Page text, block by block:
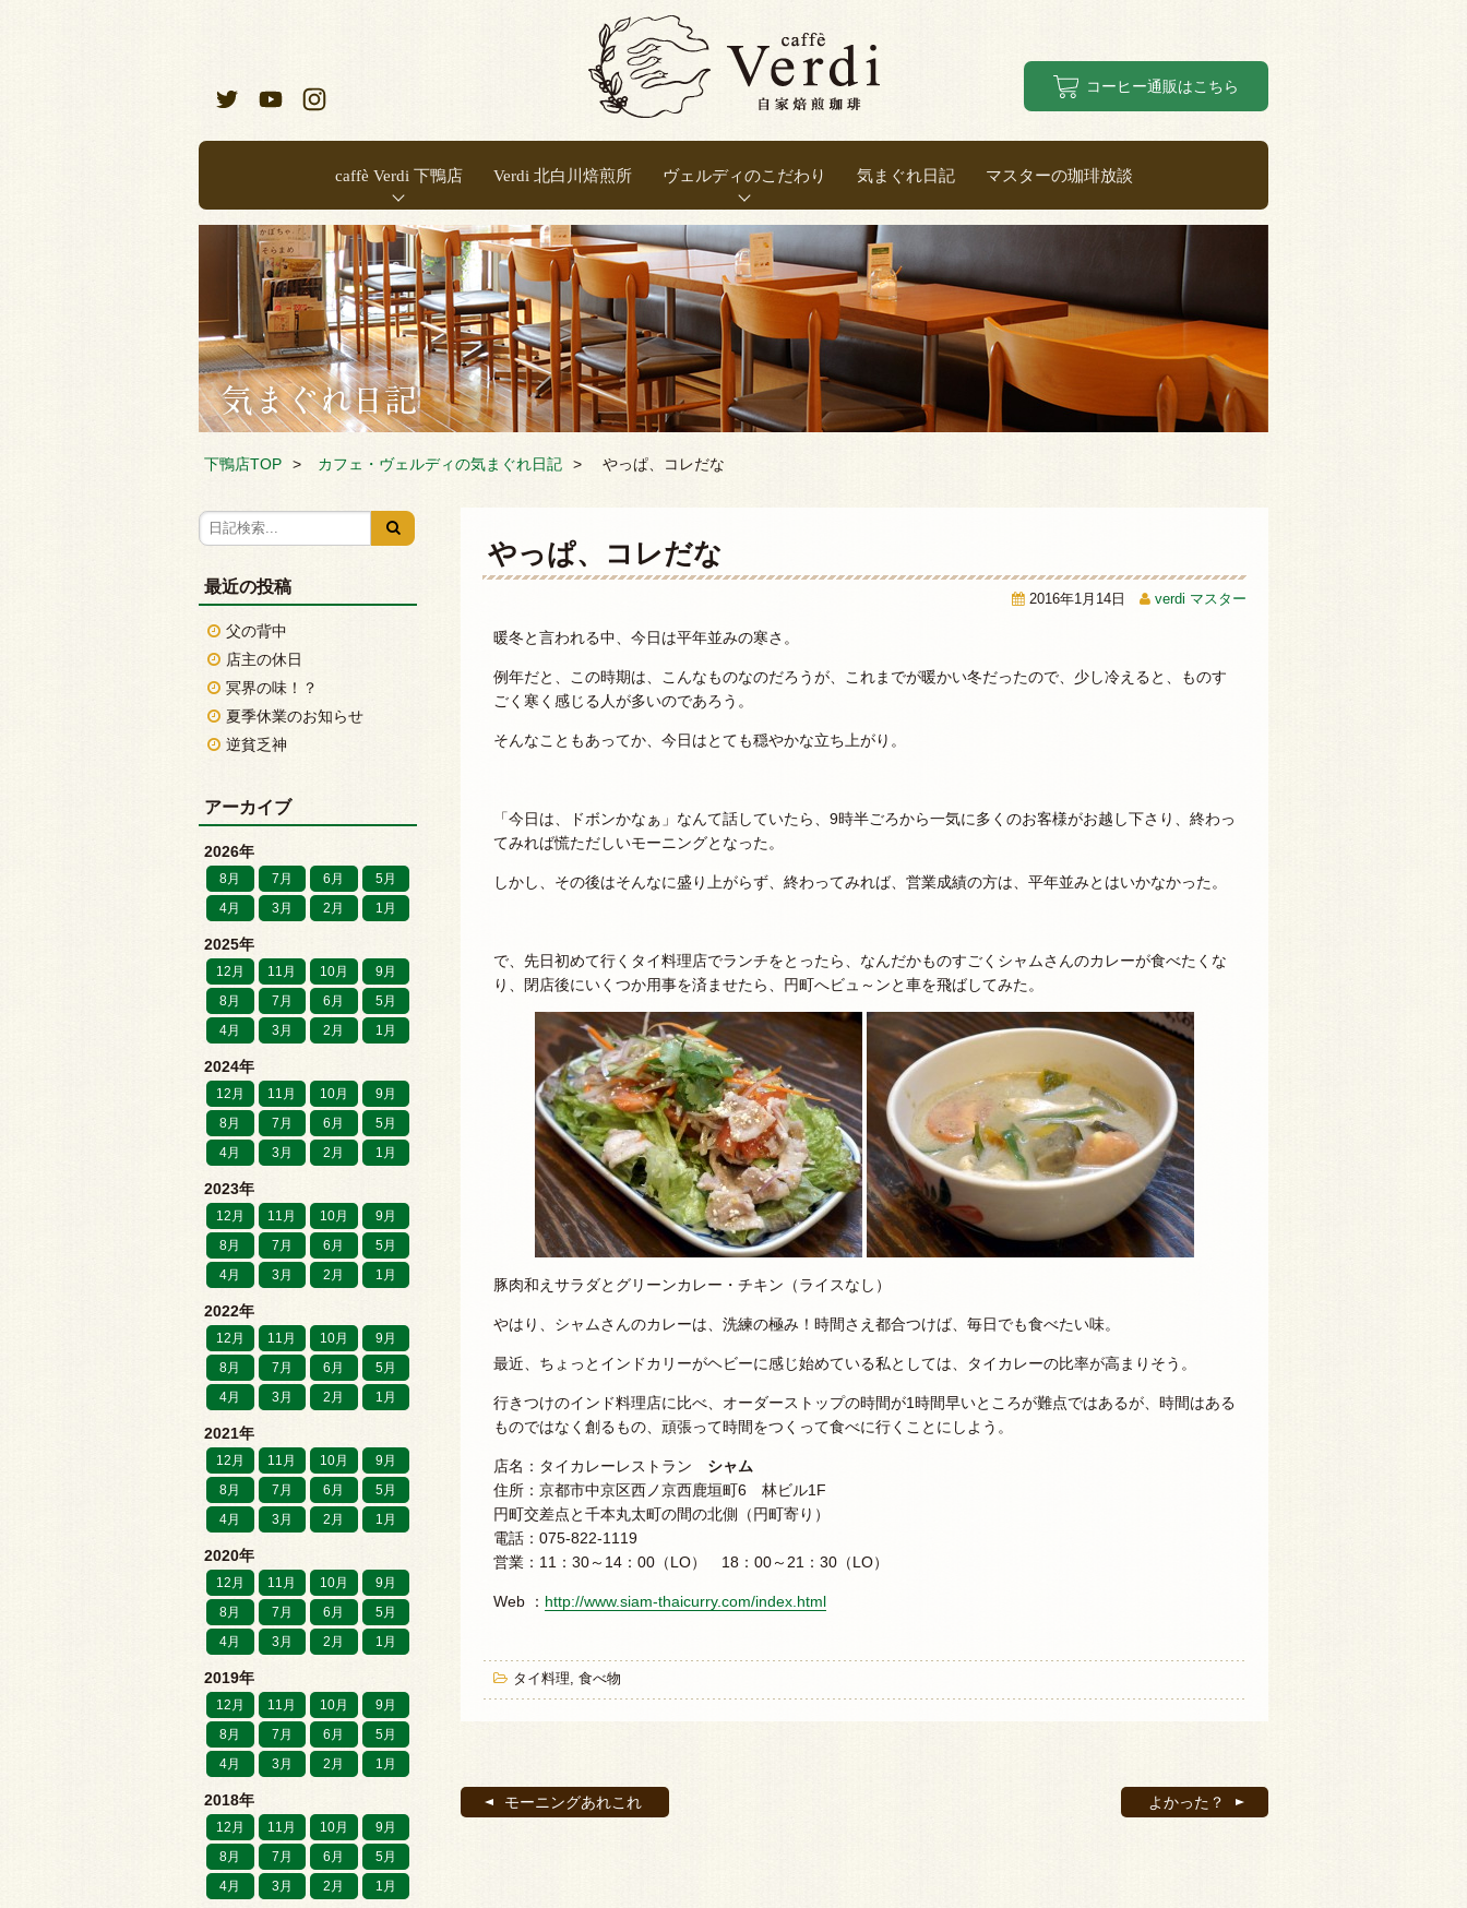
コーヒー通販はこちら
caffè Verdi 下鴨店 Verdi 北白川焙煎所 ヴェルディのこだわり 気まぐれ日記 マスターの珈琲放談
下鴨店TOP カフェ・ヴェルディの気まぐれ日記 やっぱ、コレだな
やっぱ、コレだな
2016年1月14日 verdi マスター
暖冬と言われる中、今日は平年並みの寒さ。
例年だと、この時期は、こんなものなのだろうが、これまでが暖かい冬だったので、少し冷えると、ものす
ごく寒く感じる人が多いのであろう。
そんなこともあってか、今日はとても穏やかな立ち上がり。
「今日は、ドボンかなぁ」なんて話していたら、9時半ごろから一気に多くのお客様がお越し下さり、終わっ
てみれば慌ただしいモーニングとなった。
しかし、その後はそんなに盛り上がらず、終わってみれば、営業成績の方は、平年並みとはいかなかった。
で、先日初めて行くタイ料理店でランチをとったら、なんだかものすごくシャムさんのカレーが食べたくな
り、閉店後にいくつか用事を済ませたら、円町へビュ～ンと車を飛ばしてみた。
豚肉和えサラダとグリーンカレー・チキン（ライスなし）
やはり、シャムさんのカレーは、洗練の極み！時間さえ都合つけば、毎日でも食べたい味。
最近、ちょっとインドカリーがヘビーに感じ始めている私としては、タイカレーの比率が高まりそう。
行きつけのインド料理店に比べ、オーダーストップの時間が1時間早いところが難点ではあるが、時間はある
ものではなく創るもの、頑張って時間をつくって食べに行くことにしよう。
店名：タイカレーレストラン シャム
住所：京都市中京区西ノ京西鹿垣町6 林ビル1F
円町交差点と千本丸太町の間の北側（円町寄り）
電話：075-822-1119
営業：11：30～14：00（LO） 18：00～21：30（LO）
Web ： http://www.siam-thaicurry.com/index.html
タイ料理, 食べ物
モーニングあれこれ よかった？
最近の投稿
父の背中
店主の休日
冥界の味！？
夏季休業のお知らせ
逆貧乏神
アーカイブ
2026年
8月 7月 6月
5月
4月
3月 2月 1月
2025年
12月 11月 10月
9月
8月
7月 6月
5月
4月
3月 2月 1月
2024年
12月 11月 10月
9月
8月
7月 6月
5月
4月
3月 2月 1月
2023年
12月 11月 10月
9月
8月
7月 6月
5月
4月
3月 2月 1月
2022年
12月 11月 10月
9月
8月
7月 6月
5月
4月
3月 2月 1月
2021年
12月 11月 10月
9月
8月
7月 6月
5月
4月
3月 2月 1月
2020年
12月 11月 10月
9月
8月
7月 6月
5月
4月
3月 2月 1月
2019年
12月 11月 10月
9月
8月
7月 6月
5月
4月
3月 2月 1月
2018年
12月 11月 10月
9月
8月
7月 6月
5月
4月
3月 2月 1月